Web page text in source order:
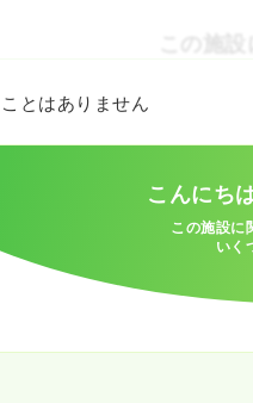
この施
とはありません
こんにち
この施設に
いく